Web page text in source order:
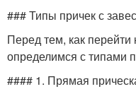
### Типы причек с
Перед тем, как
определимся с типами
#### 1. Прямая